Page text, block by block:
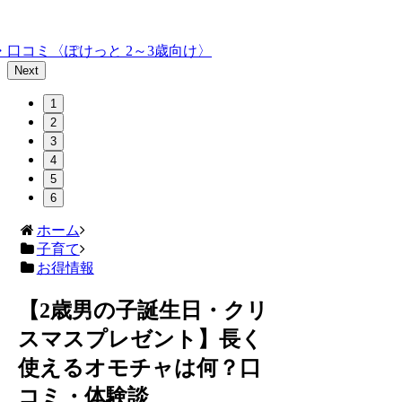
コミ〈ぽけっと 2～3歳向け〉
Next
1
2
3
4
5
6
ホーム
子育て
お得情報
【2歳男の子誕生日・クリ
スマスプレゼント】長く
使えるオモチャは何？口
コミ・体験談